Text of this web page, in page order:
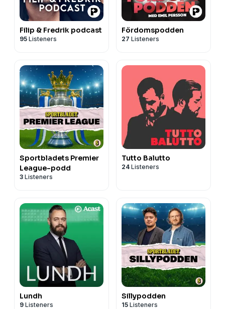
Filip & Fredrik podcast
95 Listeners
Fördomspodden
27 Listeners
Sportbladets Premier
League-podd
3 Listeners
Tutto Balutto
24 Listeners
Lundh
9 Listeners
Sillypodden
15 Listeners